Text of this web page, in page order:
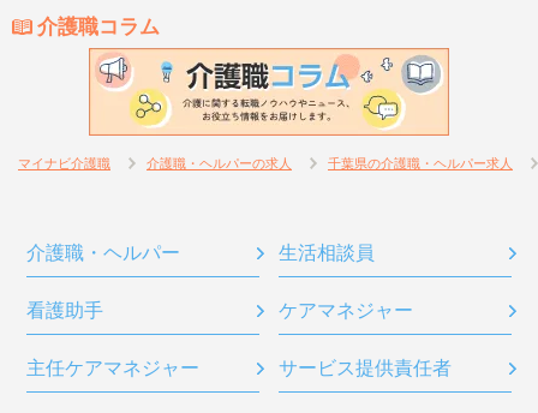
介護職コラム
マイナビ介護職 介護職・ヘルパーの求人 千葉県の介護職・ヘルパー求人
介護職・ヘルパー 生活相談員
看護助手 ケアマネジャー
主任ケアマネジャー サービス提供責任者